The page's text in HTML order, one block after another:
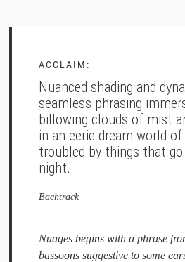
ACCLAIM:
Nuanced shading and
seamless phrasing
billowing clouds of mist
in an eerie dream world
troubled by things that
night.
Bachtrack
Nuages begins with a phrase
bassoons suggestive to some